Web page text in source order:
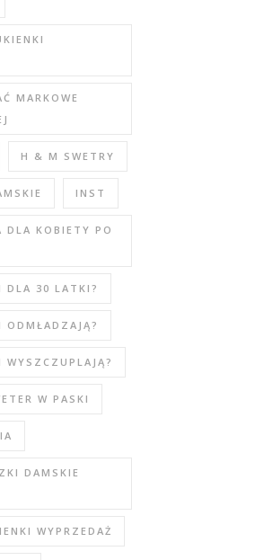
MARKOWE
H & M SWETRY
INST
DLA KOBIETY PO
DLA 30 LATKI?
ODMŁADZAJĄ?
WYSZCZUPLAJĄ?
W PASKI
DAMSKIE
WYPRZEDAŻ